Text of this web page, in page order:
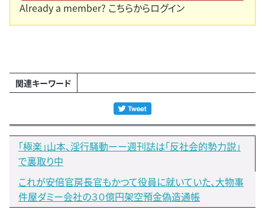
Already a member? こちらからログイン
関連キーワード
「極楽」山本、淫行騒動ーー週刊誌は｢反社会的勢力説」
で裏取り中
これが安倍官房長官もかつて役員に就いていた、大物事
件屋ダミー会社の３０億円架空預金偽造通帳